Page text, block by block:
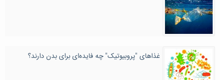
غذاهای "پروبیوتیک" چه فایده‌ای برای بدن دارند؟